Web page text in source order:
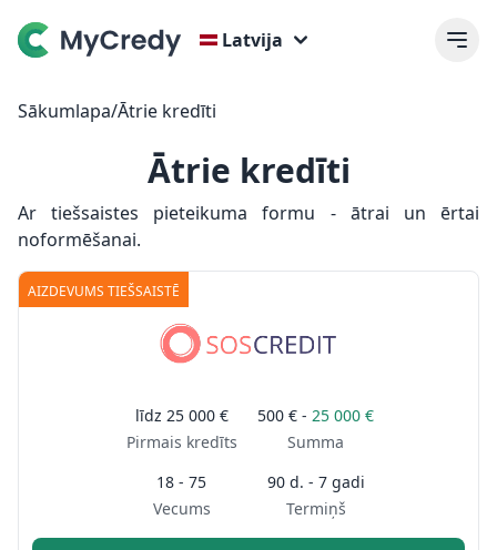
Latvija
Sākumlapa/Ātrie kredīti
Ātrie kredīti
Ar tiešsaistes pieteikuma formu - ātrai un ērtai
noformēšanai.
AIZDEVUMS TIEŠSAISTĒ
līdz 25 000 €
Pirmais kredīts
500 € - 25 000 €
Summa
18 - 75
Vecums
90 d. - 7 gadi
Termiņš